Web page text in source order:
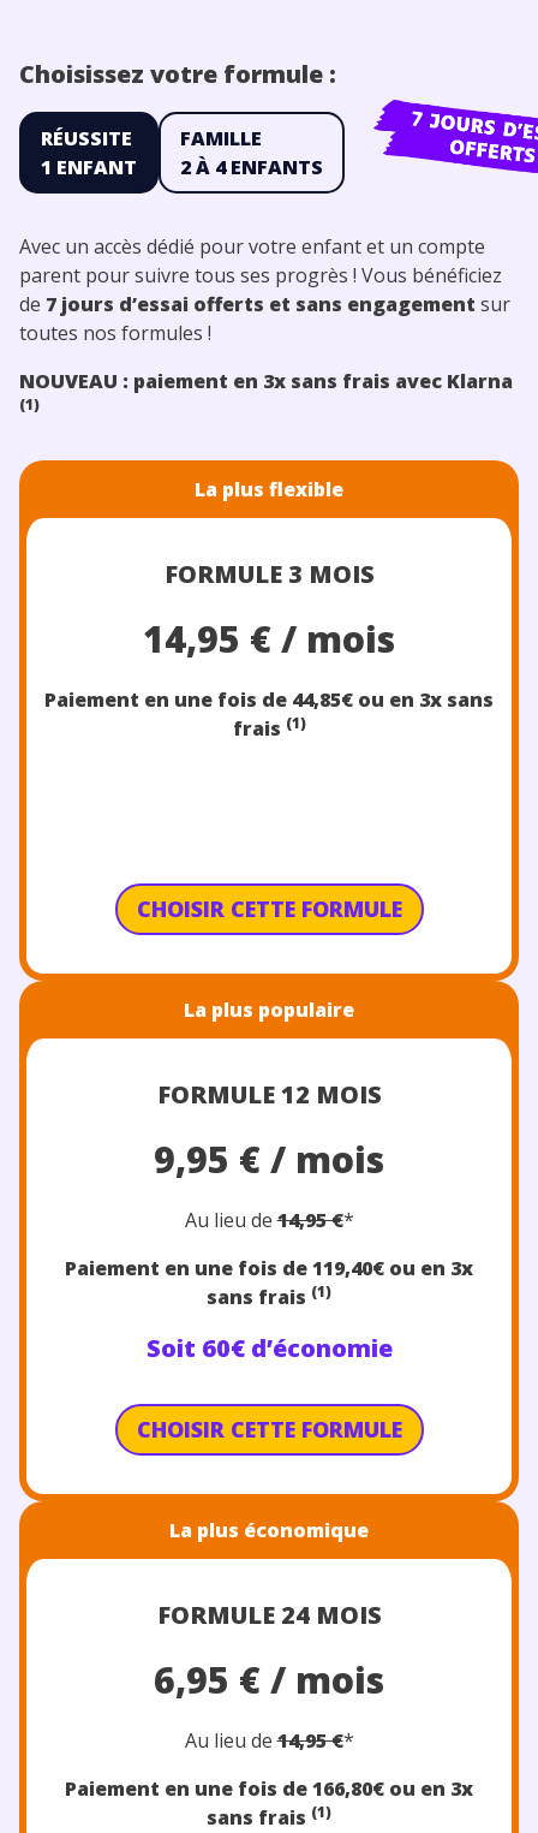
Choisissez votre formule :
RÉUSSITE
1 ENFANT
FAMILLE
2 À 4 ENFANTS
Avec un accès dédié pour votre enfant et un compte
parent pour suivre tous ses progrès ! Vous bénéficiez
de 7 jours d’essai offerts et sans engagement sur
toutes nos formules !
NOUVEAU : paiement en 3x sans frais avec Klarna
(1)
La plus flexible
FORMULE 3 MOIS
14,95 € / mois
Paiement en une fois de 44,85€ ou en 3x sans
frais (1)
CHOISIR CETTE FORMULE
La plus populaire
FORMULE 12 MOIS
9,95 € / mois
Au lieu de14,95 €*
Paiement en une fois de 119,40€ ou en 3x
sans frais (1)
Soit 60€ d’économie
CHOISIR CETTE FORMULE
La plus économique
FORMULE 24 MOIS
6,95 € / mois
Au lieu de14,95 €*
Paiement en une fois de 166,80€ ou en 3x
sans frais (1)